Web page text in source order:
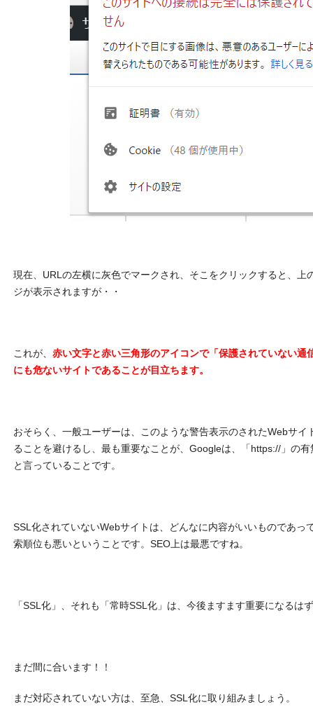
現在、URLの左横に灰色でマークされ、そこをクリックすると、上
ジが表示されますが・・
これが、 赤い文字と赤い三角形のアイコンで「保護されていない通
にも危ないサイトであることが目立ちます。
おそらく、一般ユーザーは、このような警告表示のされたWebサイ
ることを避けるし、最も重要なことが、Googleは、「https://」の
と言っていることです。
SSL化されていないWebサイトは、どんなに内容がいいものであっ
索順位も悪いということです。SEO上は最悪ですね。
「SSL化」、それも「常時SSL化」は、今後ますます重要になるは
まだ間に合います！！
まだ対応されていない方は、至急、SSL化に取り組みましょう。